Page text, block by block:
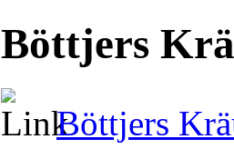
Böttjers
Böttjers